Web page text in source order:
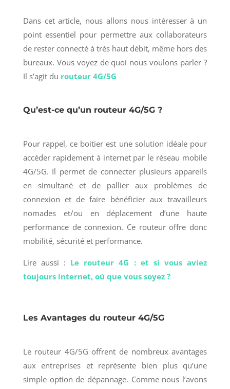
Dans cet article, nous allons nous intéresser à un
point essentiel pour permettre aux collaborateurs
de rester connecté à très haut débit, même hors des
bureaux. Vous voyez de quoi nous voulons parler ?
Il s’agit du routeur 4G/5G
Qu’est-ce qu’un routeur 4G/5G ?
Pour rappel, ce boitier est une solution idéale pour
accéder rapidement à internet par le réseau mobile
4G/5G. Il permet de connecter plusieurs appareils
en simultané et de pallier aux problèmes de
connexion et de faire bénéficier aux travailleurs
nomades et/ou en déplacement d’une haute
performance de connexion. Ce routeur offre donc
mobilité, sécurité et performance.
Lire aussi : Le routeur 4G : et si vous aviez
toujours internet, où que vous soyez ?
Les Avantages du routeur 4G/5G
Le routeur 4G/5G offrent de nombreux avantages
aux entreprises et représente bien plus qu’une
simple option de dépannage. Comme nous l’avons